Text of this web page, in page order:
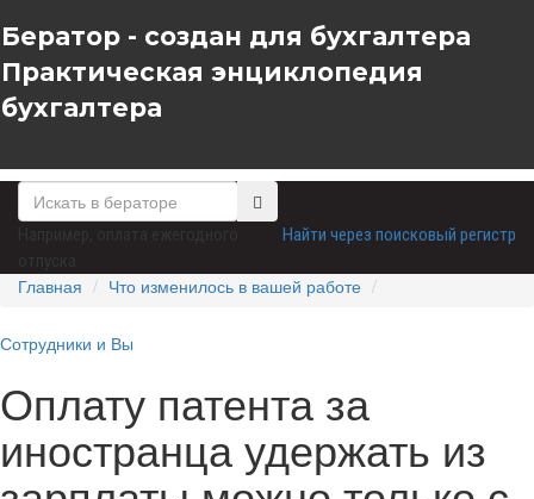
Бератор - создан для бухгалтера
Практическая энциклопедия
бухгалтера
Найти через поисковый регистр
Главная Что изменилось в вашей работе
Сотрудники и Вы
Оплату патента за
иностранца удержать из